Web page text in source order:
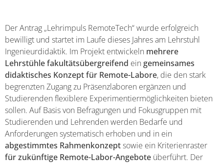
Der Antrag „Lehrimpuls RemoteTech“ wurde erfolgreich
bewilligt und startet im Laufe dieses Jahres am Lehrstuhl
Ingenieurdidaktik. Im Projekt entwickeln mehrere
Lehrstühle fakultätsübergreifend ein gemeinsames
didaktisches Konzept für Remote-Labore, die den stark
begrenzten Zugang zu Präsenzlaboren ergänzen und
Studierenden flexiblere Experimentiermöglichkeiten bieten
sollen. Auf Basis von Befragungen und Fokusgruppen mit
Studierenden und Lehrenden werden Bedarfe und
Anforderungen systematisch erhoben und in ein
abgestimmtes Rahmenkonzeptsowie ein Kriterienraster
für zukünftige Remote-Labor-Angebote überführt. Der